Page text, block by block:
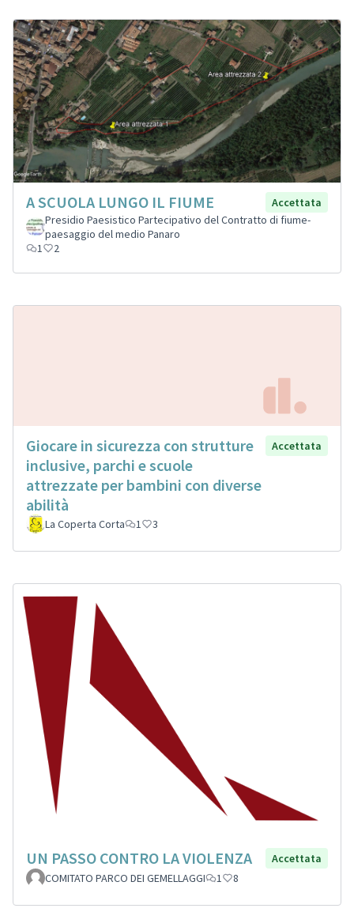
A SCUOLA LUNGO IL FIUME
Accettata
Presidio Paesistico Partecipativo del Contratto di fiume-
paesaggio del medio Panaro
1
2
Giocare in sicurezza con strutture
inclusive, parchi e scuole
attrezzate per bambini con diverse
abilità
Accettata
La Coperta Corta 1 3
UN PASSO CONTRO LA VIOLENZA
Accettata
COMITATO PARCO DEI GEMELLAGGI
1 8